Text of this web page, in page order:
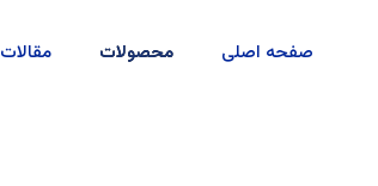
صفحه اصلی محصولات مقالات